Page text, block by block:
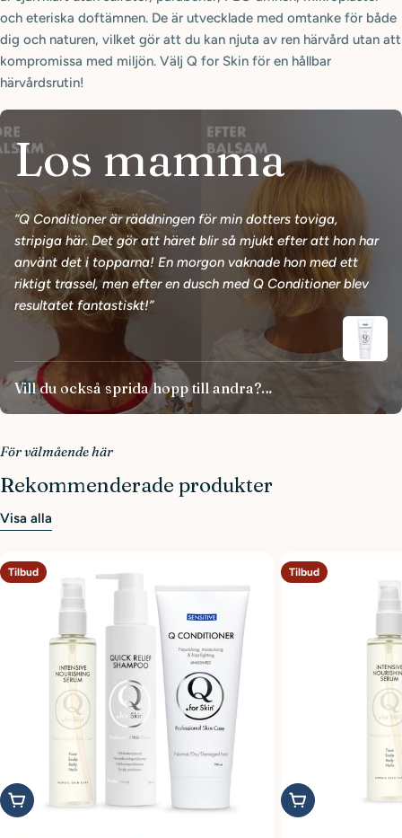
och eteriska doftämnen. De är utvecklade med omtanke för både
dig och naturen, vilket gör att du kan njuta av ren härvård utan att
kompromissa med miljön. Välj Q for Skin för en hållbar
härvårdsrutin!
Los mamma
”Q Conditioner är räddningen för min dotters toviga,
stripiga här. Det gör att häret blir så mjukt efter att hon har
använt det i topparna! En morgon vaknade hon med ett
riktigt trassel, men efter en dusch med Q Conditioner blev
resultatet fantastiskt!”
Vill du också sprida hopp till andra?
Hör av dig till oss!
För välmående här
Rekommenderade produkter
Visa alla
Tilbud
Legg i handlekurv
Tilbud
Legg i handlekurv